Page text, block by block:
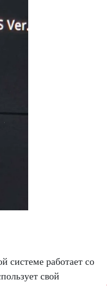
системе работает со
свой